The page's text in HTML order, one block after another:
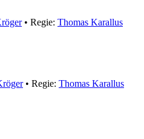
• Regie: Thomas Karallus
• Regie: Thomas Karallus